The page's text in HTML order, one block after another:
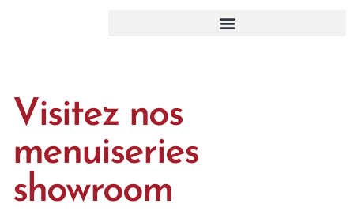
Visitez nos
menuiseries
showroom